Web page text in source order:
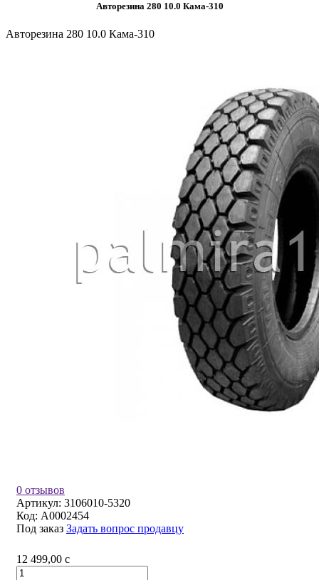
Авторезина 280 10.0 Кама-310
Авторезина 280 10.0 Кама-310
0 отзывов
Артикул: 3106010-5320
Код: A0002454
Под заказ Задать вопрос продавцу
12 499,00 c